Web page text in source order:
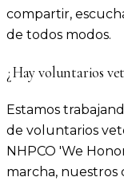
compartir,
de todos modos.
¿Hay voluntarios
Estamos
de voluntarios
NHPCO 'We
marcha, nuestros